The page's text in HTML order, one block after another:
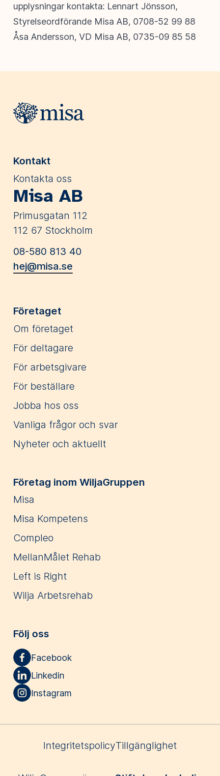
upplysningar kontakta: Lennart Jönsson,
Styrelseordförande Misa AB, 0708-52 99 88
Åsa Andersson, VD Misa AB, 0735-09 85 58
Webbplatsens sidfot
Kontakt
Kontakta oss
Misa AB
Primusgatan 112
112 67 Stockholm
08-580 813 40
hej@misa.se
Företaget
Om företaget
För deltagare
För arbetsgivare
För beställare
Jobba hos oss
Vanliga frågor och svar
Nyheter och aktuellt
Företag inom WiljaGruppen
Misa
Misa Kompetens
Compleo
MellanMålet Rehab
Left is Right
Wilja Arbetsrehab
Följ oss
Facebook
Linkedin
Instagram
IntegritetspolicyTillgänglighet